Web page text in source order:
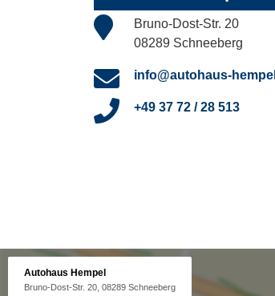
Bruno-Dost-Str. 20
08289 Schneeberg
info@autohaus-
+49 37 72 / 28 513
Autohaus Hempel
Bruno-Dost-Str. 20, 08289 Schneeberg